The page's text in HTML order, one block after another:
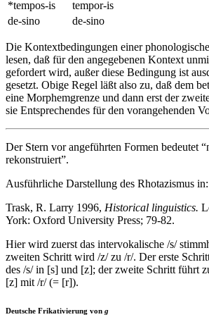
*tempos-is
tempor-is
de-sino
de-sino
Die Kontextbedingungen einer
lesen, daß für den angegebenen Kontext
gefordert wird, außer diese Bedingung ist
gesetzt. Obige Regel läßt also zu, daß dem
eine Morphemgrenze und dann erst der
sie Entsprechendes für den vorangehenden
Der Stern vor angeführten Formen bedeutet
rekonstruiert”.
Ausführliche Darstellung des Rhotazismus in:
Trask, R. Larry 1996, Historical linguistics.
York: Oxford University Press; 79-82.
Hier wird zuerst das intervokalische /s/
zweiten Schritt wird /z/ zu /r/. Der erste
des /s/ in [s] und [z]; der zweite Schritt führt
[z] mit /r/ (= [r]).
Deutsche Frikativierung von g